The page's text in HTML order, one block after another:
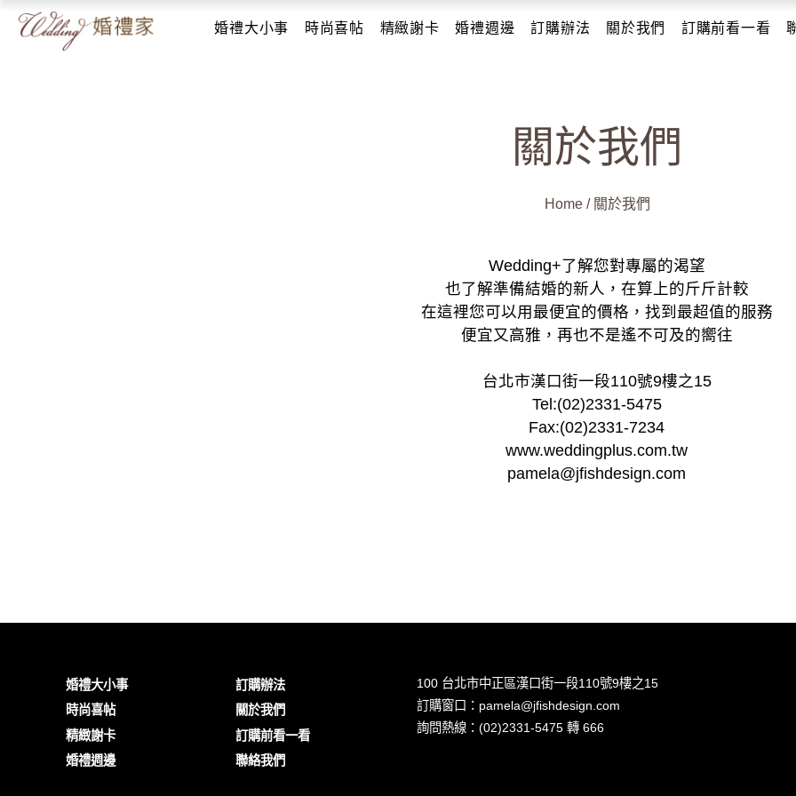
婚禮大小事 時尚喜帖 精緻謝卡 婚禮週邊 訂購辦法 關於我們 訂購前看一看
關於我們
Home/ 關於我們
Wedding+了解您對專屬的渴望
也了解準備結婚的新人，在算上的斤斤計較
在這裡您可以用最便宜的價格，找到最超值的服務
便宜又高雅，再也不是遙不可及的嚮往
台北市漢口街一段110號9樓之15
Tel:(02)2331-5475
Fax:(02)2331-7234
www.weddingplus.com.tw
pamela@jfishdesign.com
婚禮大小事
時尚喜帖
精緻謝卡
婚禮週邊
訂購辦法
關於我們
訂購前看一看
聯絡我們
100 台北市中正區漢口街一段110號9樓之15
訂購窗口：pamela@jfishdesign.com
詢問熱線：(02)2331-5475 轉 666